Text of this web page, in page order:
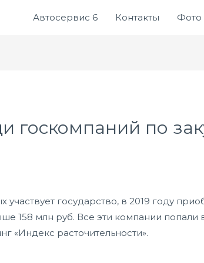
Автосервис 6 Контакты Фото
госкомпаний по
государство, в 2019 году
158 млн руб. Все эти компании попали
расточительности».